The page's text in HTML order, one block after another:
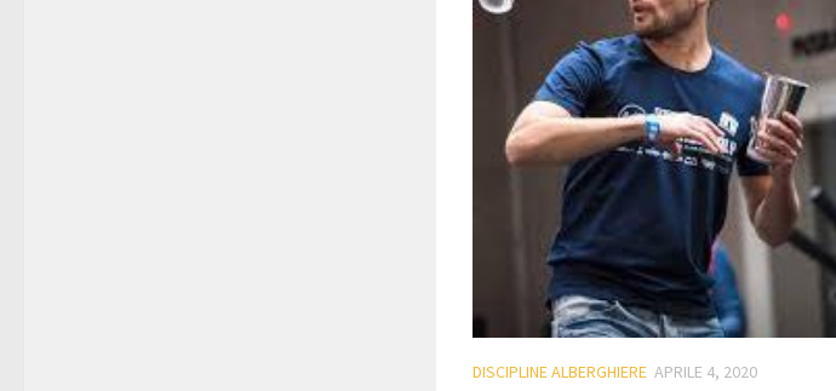
DISCIPLINE ALBERGHIERE APRILE 4, 2020